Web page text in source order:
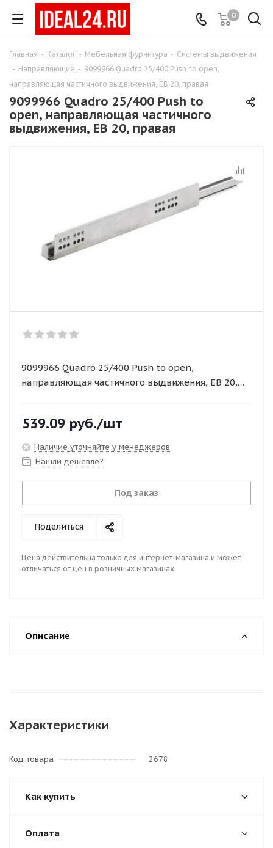
0
Главная - Каталог - Мебельная фурнитура - Системы выдвижения
- Направляющие - 9099966 Quadro 25/400 Push to open,
направляющая частичного выдвижения, EB 20, правая
9099966 Quadro 25/400 Push to
open, направляющая частичного
выдвижения, EB 20, правая
9099966 Quadro 25/400 Push to open,
направляющая частичного выдвижения, EB 20,
539.09 руб./шт
Наличие уточняйте у менеджеров
Нашли дешевле?
Под заказ
Поделиться
Цена действительна только для интернет-магазина и может
отличаться от цен в розничных магазинах
Описание
Характеристики
Код товара 2678
Как купить
Оплата